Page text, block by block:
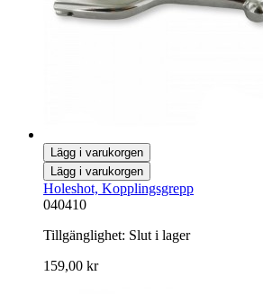
Lägg i varukorgen
Lägg i varukorgen
Holeshot, Kopplingsgrepp
040410
Tillgänglighet: Slut i lager
159,00 kr